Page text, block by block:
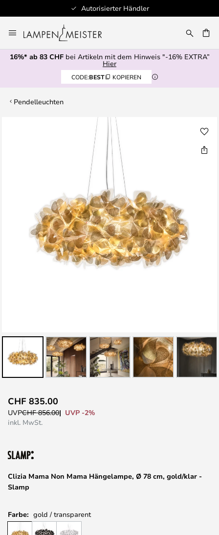
Autorisierter Händler
Inhalt
springen
16%* ab 83 CHFbei Artikeln mit dem Hinweis "-16% EXTRA”
Hier
CODE:BEST KOPIEREN
Pendelleuchten
Anfang
der
Clizia Mama Non Mama Hängelampe, Ø 78 cm, gold/klar -
Slamp
CHF 835.00
UVPCHF 856.00
UVP -2%
inkl. MwSt.
Farbe: gold / transparent